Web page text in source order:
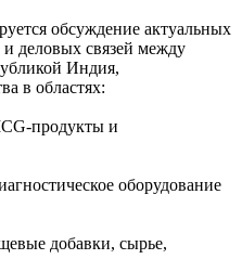
обсуждение актуальных
деловых связей между
Индия,
в областях:
продукты и
оборудование
добавки, сырье,